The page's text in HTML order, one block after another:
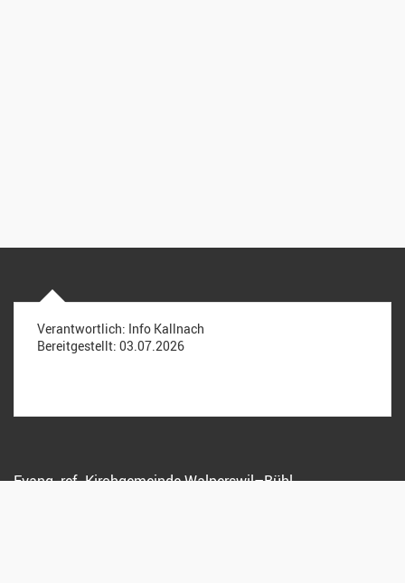
Evang.-ref. Kirchgemeinde Walperswil–Bühl
Verantwortlich: Info Kallnach
Bereitgestellt: 03.07.2026